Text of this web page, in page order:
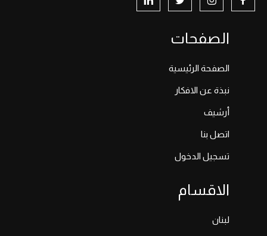
الصفحات
الصفحة الرئيسية
نبذة عن الافكار
أرشيف
اتصل بنا
تسجيل الدخول
الاقسام
لبنان